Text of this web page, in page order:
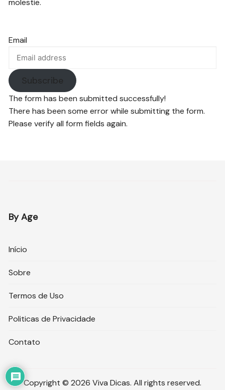
Email
Subscribe
The form has been submitted successfully!
There has been some error while submitting the form.
Please verify all form fields again.
By Age
Início
Sobre
Termos de Uso
Politicas de Privacidade
Contato
Copyright © 2026 Viva Dicas. All rights reserved.